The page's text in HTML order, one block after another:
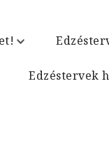
Edzéstervek